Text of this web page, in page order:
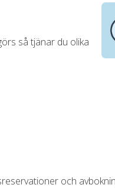
så tjänar du olika
och